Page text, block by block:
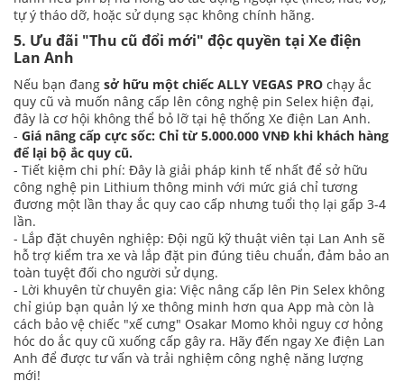
tự ý tháo dỡ, hoặc sử dụng sạc không chính hãng.
5. Ưu đãi "Thu cũ đổi mới" độc quyền tại Xe điện
Lan Anh
Nếu bạn đang sở hữu một chiếc ALLY VEGAS PRO chạy ắc
quy cũ và muốn nâng cấp lên công nghệ pin Selex hiện đại,
đây là cơ hội không thể bỏ lỡ tại hệ thống Xe điện Lan Anh.
- Giá nâng cấp cực sốc: Chỉ từ 5.000.000 VNĐ khi khách hàng
để lại bộ ắc quy cũ.
- Tiết kiệm chi phí: Đây là giải pháp kinh tế nhất để sở hữu
công nghệ pin Lithium thông minh với mức giá chỉ tương
đương một lần thay ắc quy cao cấp nhưng tuổi thọ lại gấp 3-4
lần.
- Lắp đặt chuyên nghiệp: Đội ngũ kỹ thuật viên tại Lan Anh sẽ
hỗ trợ kiểm tra xe và lắp đặt pin đúng tiêu chuẩn, đảm bảo an
toàn tuyệt đối cho người sử dụng.
- Lời khuyên từ chuyên gia: Việc nâng cấp lên Pin Selex không
chỉ giúp bạn quản lý xe thông minh hơn qua App mà còn là
cách bảo vệ chiếc "xế cưng" Osakar Momo khỏi nguy cơ hỏng
hóc do ắc quy cũ xuống cấp gây ra. Hãy đến ngay Xe điện Lan
Anh để được tư vấn và trải nghiệm công nghệ năng lượng
mới!